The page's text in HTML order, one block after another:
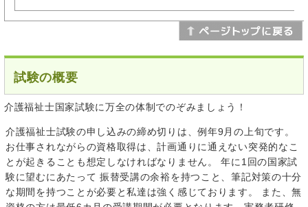
試験の概要
介護福祉士国家試験に万全の体制でのぞみましょう！
介護福祉士試験の申し込みの締め切りは、例年9月の上旬です。
お仕事されながらの資格取得は、計画通りに通えない突発的なこ
とが起きることも想定しなければなりません。 年に1回の国家試
験に望むにあたって 振替受講の余裕を持つこと、筆記対策の十分
な期間を持つことが必要と私達は強く感じております。 また、無